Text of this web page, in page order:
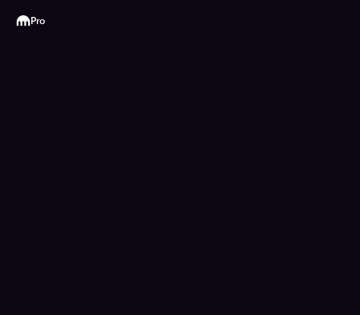
Kraken
Pro